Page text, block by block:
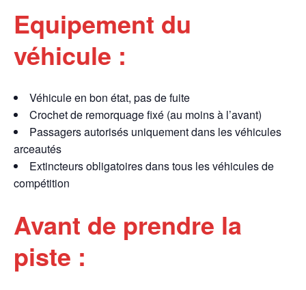
Equipement du
véhicule :
Véhicule en bon état, pas de fuite
Crochet de remorquage fixé (au moins à l’avant)
Passagers autorisés uniquement dans les véhicules
arceautés
Extincteurs obligatoires dans tous les véhicules de
compétition
Avant de prendre la
piste :